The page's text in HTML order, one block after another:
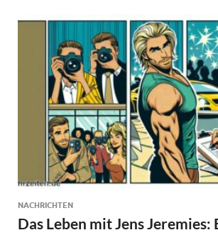
NACHRICHTEN
Das Leben mit Jens Jeremies: